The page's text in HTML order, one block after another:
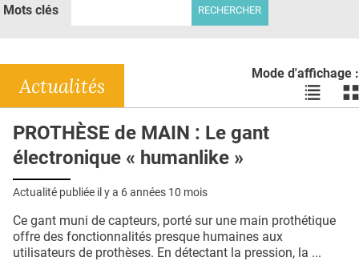
DOSSIERS
RÉSEAUX
E-REVUE SAD
QUI SOMMES-NOUS ?
Mots clés
Mode d'affichage :
Voir
les
les
Actualités
PROTHÈSE de MAIN : Le gant
électronique « humanlike »
Actualité publiée il y a 6 années 10 mois
Ce gant muni de capteurs, porté sur une main prothétique
offre des fonctionnalités presque humaines aux
utilisateurs de prothèses. En détectant la pression, la ...